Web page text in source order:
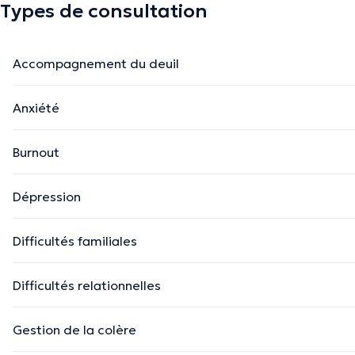
Types de consultation
Accompagnement du deuil
Anxiété
Burnout
Dépression
Difficultés familiales
Difficultés relationnelles
Gestion de la colère